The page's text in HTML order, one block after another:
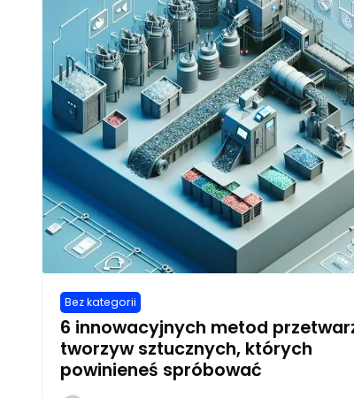
Bez kategorii
6 innowacyjnych metod
tworzyw sztucznych, których
powinieneś spróbować